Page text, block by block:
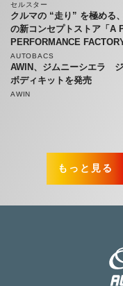
セルスター
クルマの “走り” を極める
の新コンセプトストア「A
PERFORMANCE
AUTOBACS
AWIN、ジムニーシエラ
ボディキットを発売
AWIN
もっと見る